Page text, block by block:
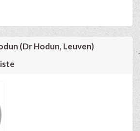
(Dr Hodun, Leuven)